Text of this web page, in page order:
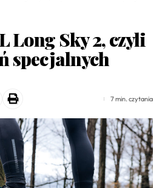
Long Sky 2, czyli
specjalnych
7 min. czytania